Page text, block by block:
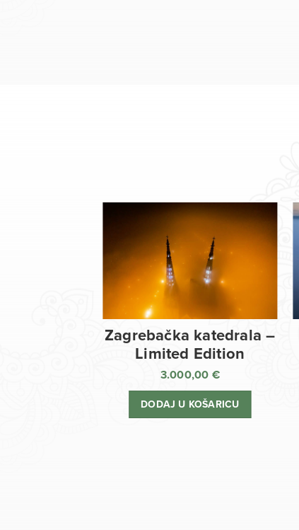
Zagrebačka katedrala –
Limited Edition
3.000,00 €
DODAJ U KOŠARICU